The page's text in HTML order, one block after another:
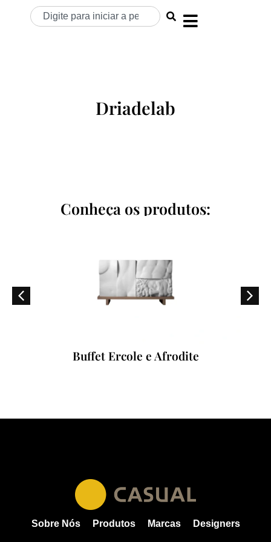
Driadelab
Conheça os produtos:
Buffet Ercole e Afrodite
Sobre Nós Produtos Marcas Designers